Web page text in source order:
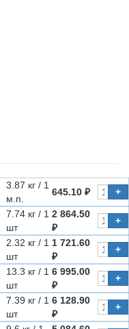
3.87 кг / 1
м.п.
645.10 ₽
+
7.74 кг / 1
шт
2 864.50
₽
+
2.32 кг / 1
шт
1 721.60
₽
+
13.3 кг / 1
шт
6 995.00
₽
+
7.39 кг / 1
шт
6 128.90
₽
+